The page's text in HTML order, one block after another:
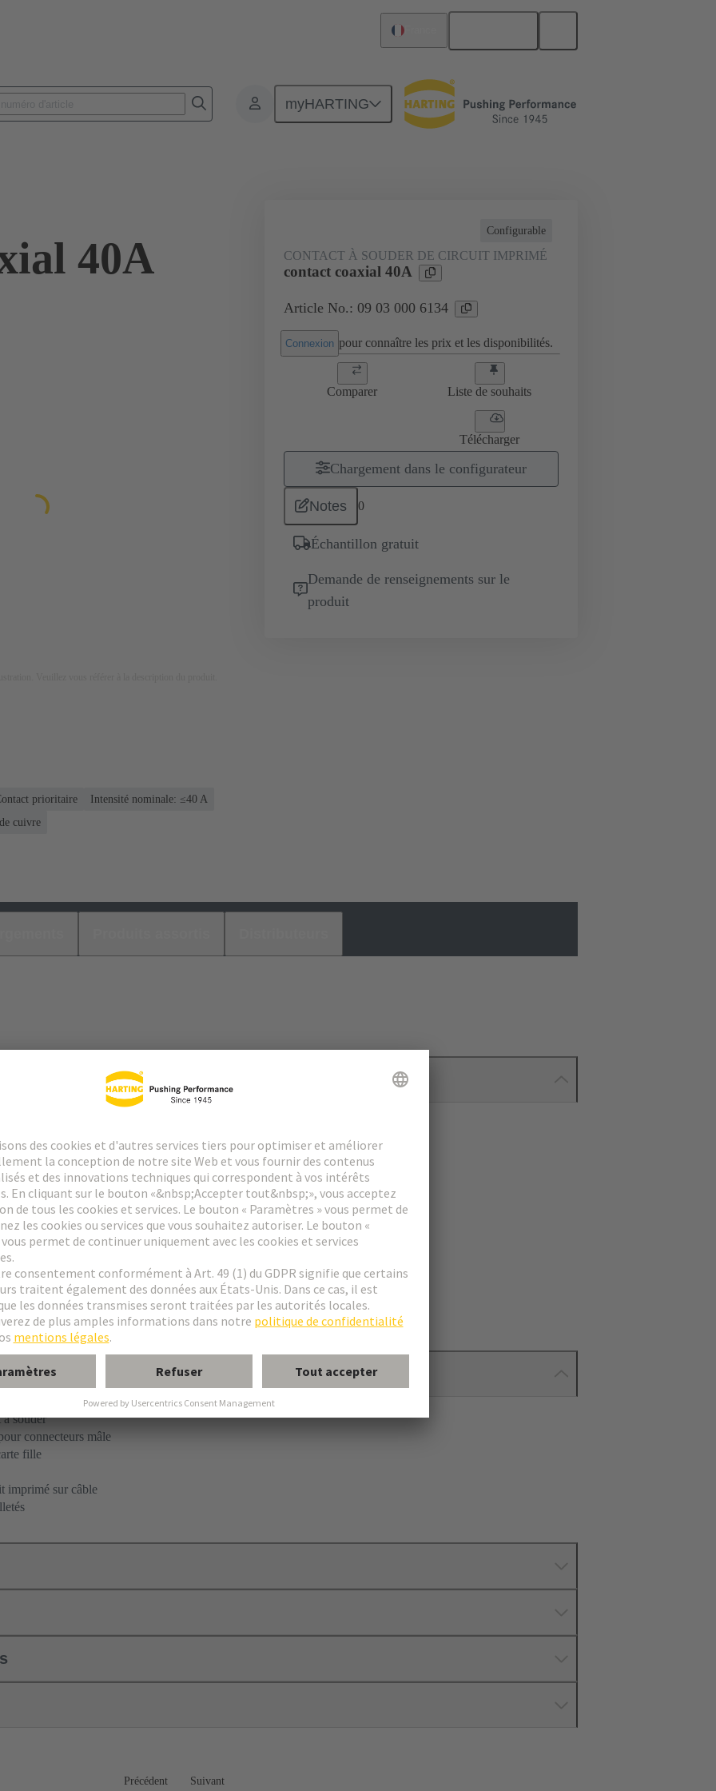
myHARTING
Connecteurs carte à carte Produits Raccordement carte mère à carte fille
40A
Configurable
CONTACT À SOUDER DE CIRCUIT IMPRIMÉ
contact coaxial 40A
Article No.: 09 03 000 6134
Connexion pour connaître les prix et les disponibilités.
Comparer Liste de souhaits
Télécharger
Chargement dans le configurateur
Notes 0
Échantillon gratuit
Demande de renseignements sur le
produit
prioritaire
Intensité nominale: ≤40 A
cuivre
circuit imprimé
M
MH 21 + 5
M 0+2
M, mâle, coudé
à souder
connecteurs mâle
fille
imprimé sur câble
Précédent Suivant